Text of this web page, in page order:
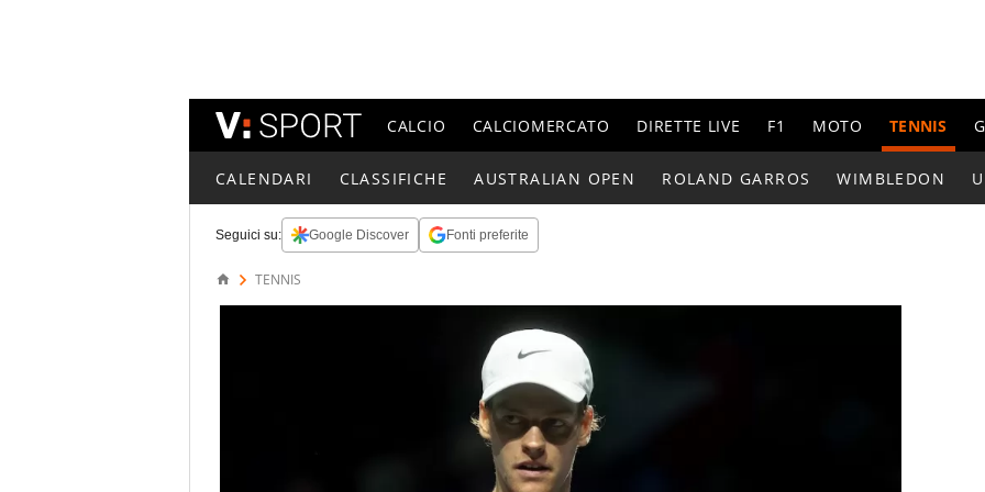
CALCIO CALCIOMERCATO DIRETTE LIVE F1 MOTO TENNIS
CALENDARI CLASSIFICHE AUSTRALIAN OPEN ROLAND GARROS WIMBLEDON
Seguici su: Google Discover Fonti preferite
TENNIS